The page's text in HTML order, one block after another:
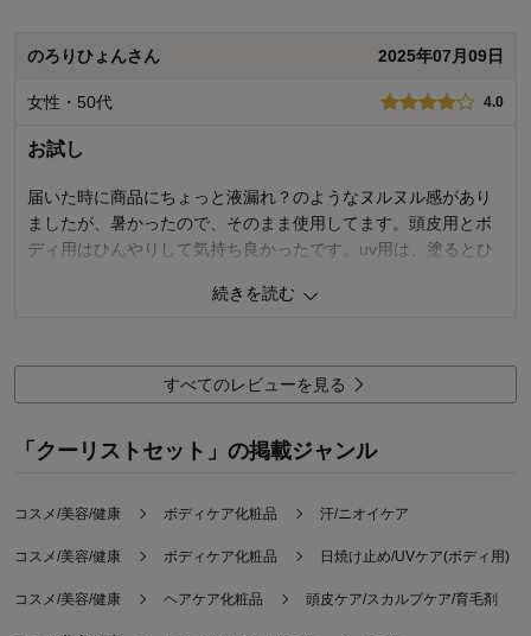
のろりひょんさん 2025年07月09日
女性・50代 4.0
お試し
届いた時に商品にちょっと液漏れ？のようなヌルヌル感があり
ましたが、暑かったので、そのまま使用してます。頭皮用とボ
ディ用はひんやりして気持ち良かったです。uv用は、塗るとひ
れはこちらからだったかな。リピするとしたら、頭皮用がおす
0人が参考になりました
使用感
4.0
おすすめ用途： 日常使い用
続きを読む
すべてのレビューを見る
「クーリストセット」の掲載ジャンル
コスメ/美容/健康 ボディケア化粧品 汗/ニオイケア
コスメ/美容/健康 ボディケア化粧品 日焼け止め/UVケア(ボディ用)
コスメ/美容/健康 ヘアケア化粧品 頭皮ケア/スカルプケア/育毛剤